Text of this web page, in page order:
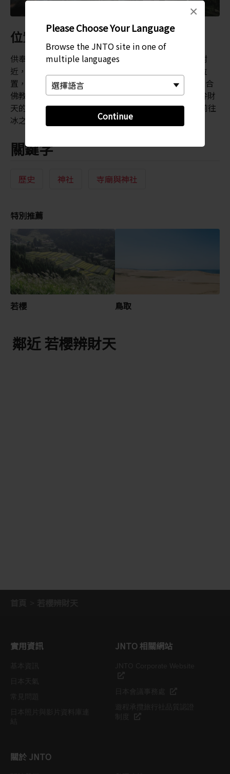
Please Choose Your Language
Browse the JNTO site in one of
multiple languages
Continue
×
位置是關鍵
供奉女神弁財天的神社，通常設於湖泊或海岸等水域附
近，但若櫻弁財天卻與眾不同。這間神社非比尋常的位
置，與「修驗道」(Shugendo) 有關；修驗道是一種結合
佛教與神道教的信念，在山中禁慾的主義。前往若櫻弁財
天的旅程，可以順道參觀鄰近的前若櫻
城下町，或前往
冰之山。
關鍵字
歷史 神社 寺廟與神社
特別推薦
若櫻 鳥取
鄰近 若櫻辨財天
實用資訊 JNTO 相關網站
關於 JNTO